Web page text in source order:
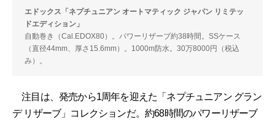
エドックス「ネプチュニアン オートマティック ジャパン リミテッ
ドエディション」
自動巻き（Cal.EDOX80）。パワーリザーブ約38時間。SSケース
（直径44mm、厚さ15.6mm）。1000m防水。30万8000円（税込
み）。
注目は、発売から1周年を迎えた「ネプチュニアン グラン
デ リザーブ」コレクションだ。約68時間のパワーリザーブ